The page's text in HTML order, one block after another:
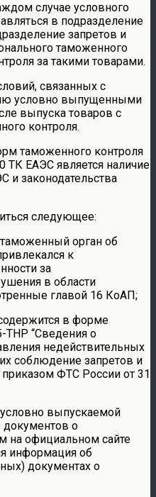
случае условного
в подразделение
запретов и
таможенного
за такими товарами.
связанных с
условно выпущенными
выпуска товаров с
контроля.
таможенного контроля
ТК ЕАЭС является наличие
и законодательства
следующее:
орган об
к
за
в области
главой 16 КоАП;
в форме
ТНР “Сведения о
недействительных
соблюдение запретов и
ФТС России от 31
выпускаемой
документов о
на официальном сайте
информация об
документах о